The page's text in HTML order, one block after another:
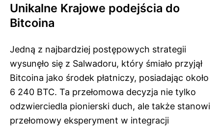
Unikalne Krajowe podejścia do
Bitcoina
Jedną z najbardziej postępowych strategii
wysunęło się z Salwadoru, który śmiało przyjął
Bitcoina jako środek płatniczy, posiadając około
6 240 BTC. Ta przełomowa decyzja nie tylko
odzwierciedla pionierski duch, ale także stanowi
przełomowy eksperyment w integracji